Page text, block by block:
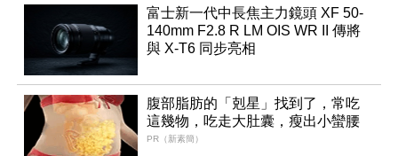
富士新一代中長焦主力鏡頭 XF 50-
140mm F2.8 R LM OIS WR II 傳將
與 X-T6 同步亮相
腹部脂肪的「剋星」找到了，常吃
這幾物，吃走大肚囊，瘦出小蠻腰
PR（新素簡）